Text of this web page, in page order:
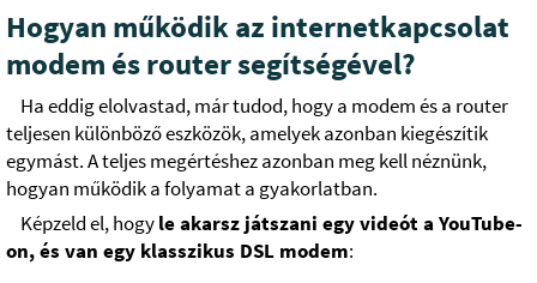
Hogyan működik az internetkapcsolat
modem és router segítségével?
Ha eddig elolvastad, már tudod, hogy a modem és a router
teljesen különböző eszközök, amelyek azonban kiegészítik
egymást. A teljes megértéshez azonban meg kell néznünk,
hogyan működik a folyamat a gyakorlatban.
Képzeld el, hogyle akarsz játszani egy videót a YouTube-
on, és van egy klasszikus DSL modem: